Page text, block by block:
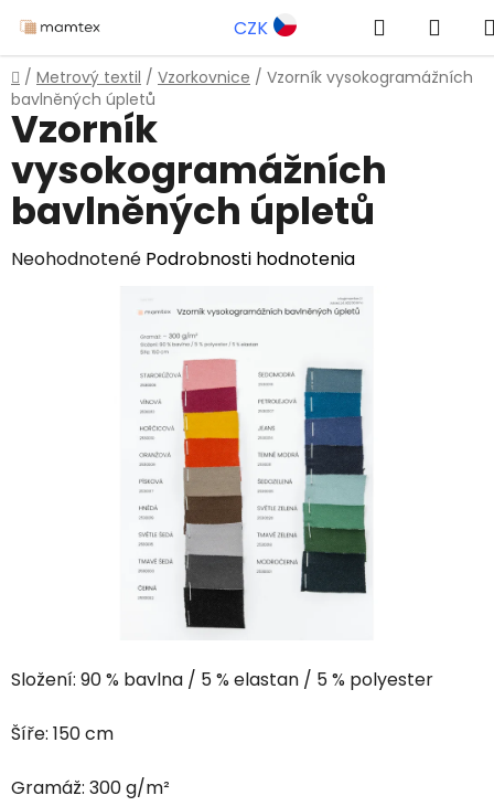
na
obsah
CZK Hľadať
Domov
/ Metrový textil / Vzorkovnice / Vzorník vysokogramážních
bavlněných úpletů
Složení: 90 % bavlna / 5 % elastan / 5 % polyester
Šíře: 150 cm
Gramáž: 300 g/m²
Vzorník
vysokogramážních
bavlněných úpletů
Priemerné
Neohodnotené Podrobnosti hodnotenia